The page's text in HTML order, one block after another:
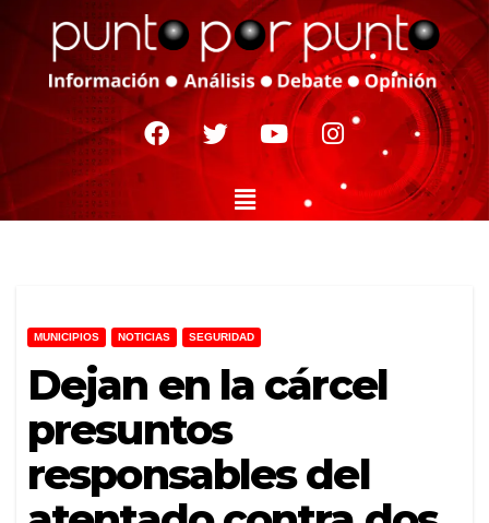
MUNICIPIOS NOTICIAS SEGURIDAD
Dejan en la cárcel
presuntos
responsables del